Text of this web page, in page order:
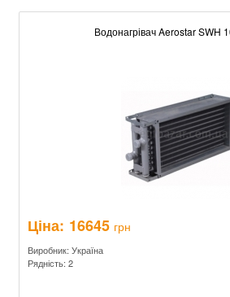
Водонагрівач Aerostar SWH
Ціна: 16645 грн
Виробник: Україна
Рядність: 2